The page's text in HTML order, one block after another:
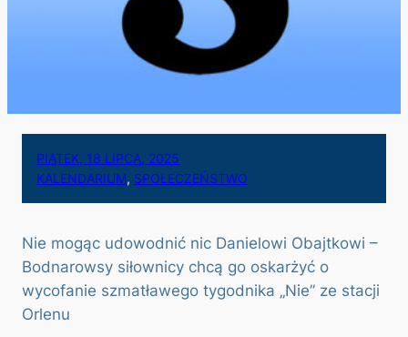
PIĄTEK, 18 LIPCA, 2025
KALENDARIUM, SPOŁECZEŃSTWO
Nie mogąc udowodnić nic Danielowi Obajtkowi –
Bodnarowsy siłownicy chcą go oskarżyć o
wycofanie szmatławego tygodnika „Nie” ze stacji
Orlenu